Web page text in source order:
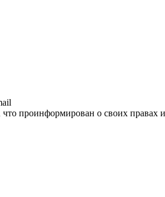
проинформирован о своих правах